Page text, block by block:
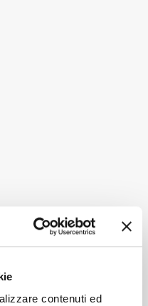
contenuti ed